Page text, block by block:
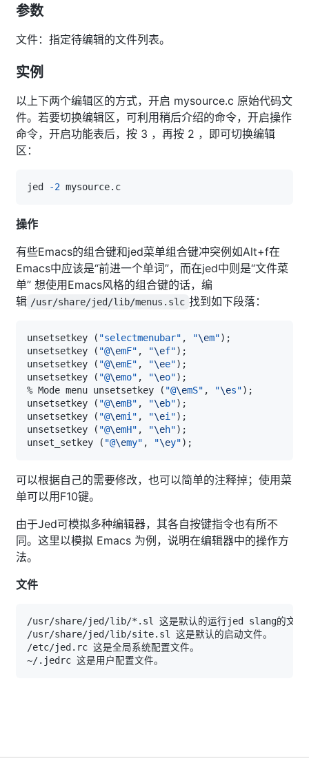
参数
文件：指定待编辑的文件列表。
实例
以上下两个编辑区的方式，开启 mysource.c 原始代码文
件。若要切换编辑区，可利用稍后介绍的命令，开启操作
命令，开启功能表后，按 3 ，再按 2 ，即可切换编辑
区：
jed -2
操作
有些Emacs的组合键和jed菜单组合键冲突例如Alt+f在
Emacs中应该是“前进一个单词”，而在jed中则是“文件菜
单” 想使用Emacs风格的组合键的话，编
辑 /usr/share/jed/lib/menus.slc 找到如下段落：
unsetsetkey ( "selectmenubar" , "\em") ;
unsetsetkey
( "@\emF" , "\ef") ;
unsetsetkey
( "@\emE" , "\ee") ;
unsetsetkey
( "@\emo" , "\eo") ;
% Mode menu unsetsetkey
( "@\emS" , "\es") ;
unsetsetkey
( "@\emB" , "\eb") ;
unsetsetkey
( "@\emi" , "\ei") ;
unsetsetkey
( "@\emH" , "\eh") ;
unset_setkey
( "@\emy" , "\ey") ;
可以根据自己的需要修改，也可以简单的注释掉；使用菜
单可以用F10键。
由于Jed可模拟多种编辑器，其各自按键指令也有所不
同。这里以模拟 Emacs 为例，说明在编辑器中的操作方
法。
文件